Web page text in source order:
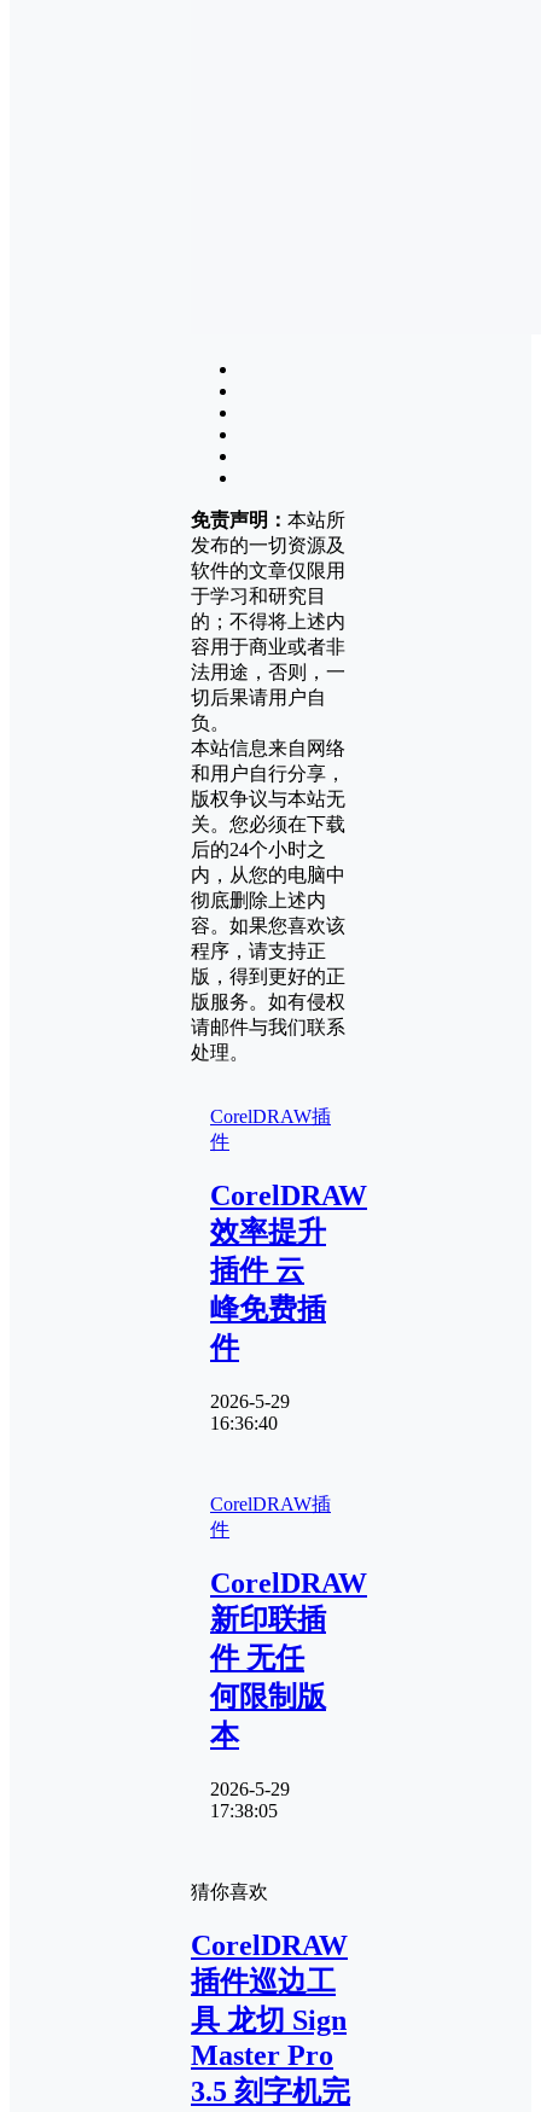
免责声明： 本站所
发布的一切资源及
软件的文章仅限用
于学习和研究目
的；不得将上述内
容用于商业或者非
法用途，否则，一
切后果请用户自
负。
本站信息来自网络
和用户自行分享，
版权争议与本站无
关。您必须在下载
后的24个小时之
内，从您的电脑中
彻底删除上述内
容。如果您喜欢该
程序，请支持正
版，得到更好的正
版服务。如有侵权
请邮件与我们联系
处理。
CorelDRAW插
件
CorelDRAW
效率提升
插件 云
峰免费插
件
2026-5-29
16:36:40
CorelDRAW插
件
CorelDRAW
新印联插
件 无任
何限制版
本
2026-5-29
17:38:05
猜你喜欢
CorelDRAW
插件巡边工
具 龙切 Sign
Master Pro
3.5 刻字机完